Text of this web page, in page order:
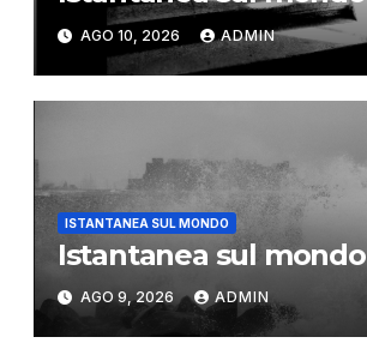
AGO 10, 2026 ADMIN
ISTANTANEA SUL MONDO
Istantanea sul mondo
AGO 9, 2026 ADMIN